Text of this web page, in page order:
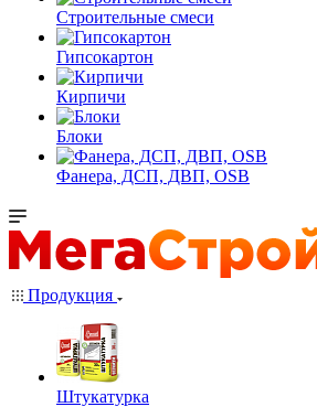
Строительные смеси
Гипсокартон
Кирпичи
Блоки
Фанера, ДСП, ДВП, OSB
Продукция
Штукатурка